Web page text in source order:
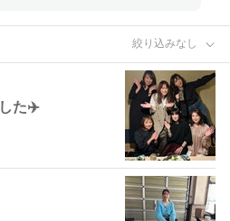
絞り込みなし
た✈️